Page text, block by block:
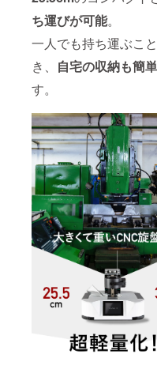
ち運びが可能。
一人でも持ち運ぶこ
き、 自宅の収納も簡単
す。